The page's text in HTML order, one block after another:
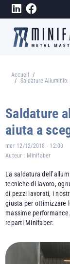
Aller au contenu principal
Fil d'Ariane
Accueil
Saldature Alluminio:
Saldature
aiuta a
mer 12/12/2018 - 12:00
Auteur : Minifaber
La saldatura
tecniche di lavoro,
di pezzi lavorati, i
giusta per ottimizzare
massime
reparti Minifaber: